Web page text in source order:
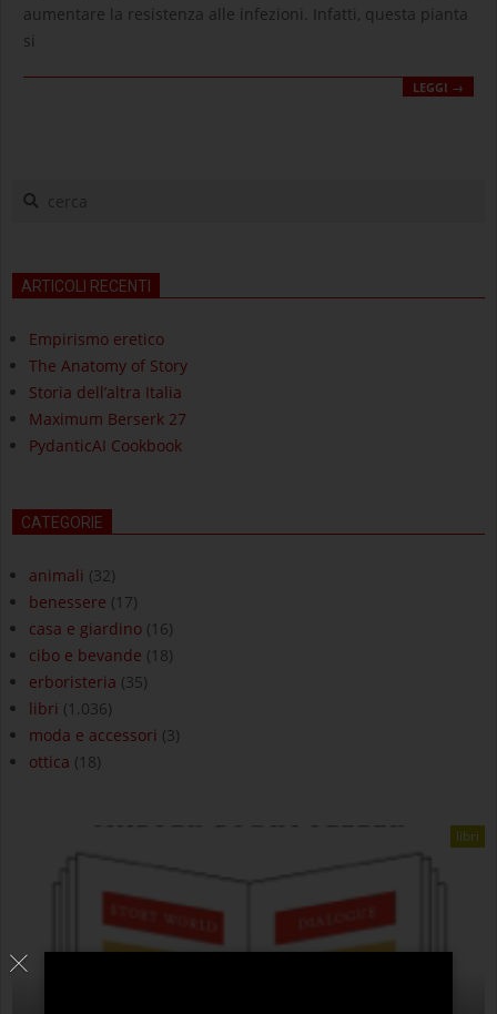
aumentare la resistenza alle infezioni. Infatti, questa pianta
si
LEGGI →
cerca
ARTICOLI RECENTI
Empirismo eretico
The Anatomy of Story
Storia dell’altra Italia
Maximum Berserk 27
PydanticAI Cookbook
CATEGORIE
animali (32)
benessere (17)
casa e giardino (16)
cibo e bevande (18)
erboristeria (35)
libri (1.036)
moda e accessori (3)
ottica (18)
libri